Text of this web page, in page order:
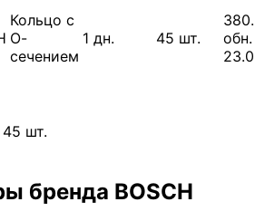
Кольцо с
О-
сечением
1 дн. 45 шт.
обн.
45 шт.
бренда BOSCH